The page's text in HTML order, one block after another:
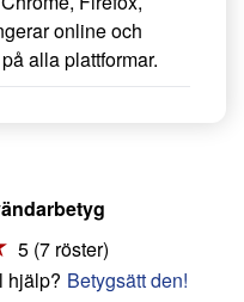
online och
alla plattformar.
5 (7 röster)
hjälp? Betygsätt den!